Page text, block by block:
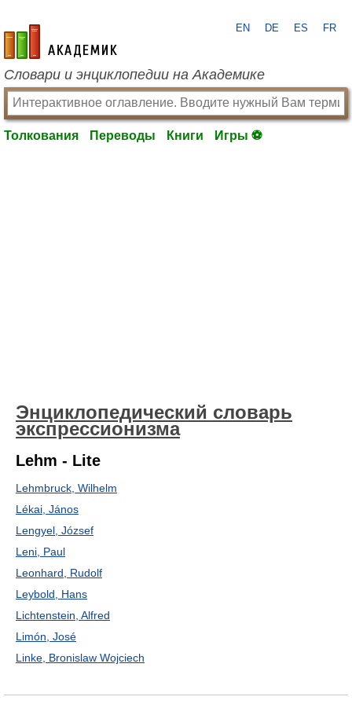
academic.ru
EN DE ES FR
Словари и энциклопедии на Академике
Толкования Переводы Книги Игры ⚽
Энциклопедический словарь
экспрессионизма
Lehm - Lite
Lehmbruck, Wilhelm
Lékai, János
Lengyel, József
Leni, Paul
Leonhard, Rudolf
Leybold, Hans
Lichtenstein, Alfred
Limón, José
Linke, Bronislaw Wojciech